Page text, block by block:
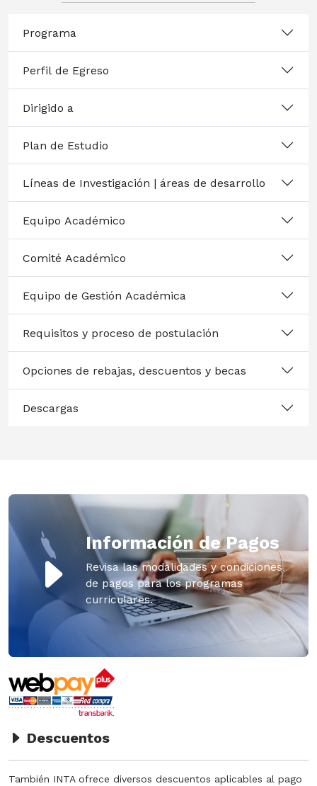
Programa
Perfil de Egreso
Dirigido a
Plan de Estudio
Líneas de Investigación | áreas de desarrollo
Equipo Académico
Comité Académico
Equipo de Gestión Académica
Requisitos y proceso de postulación
Opciones de rebajas, descuentos y becas
Descargas
Información de Pagos
Revisa las modalidades y condiciones
de pagos para los programas
curriculares.
Descuentos
También INTA ofrece diversos descuentos aplicables al pago